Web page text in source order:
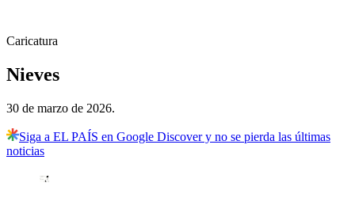
Caricatura
Nieves
30 de marzo de 2026.
Siga a EL PAÍS en Google Discover y no se pierda las últimas
noticias